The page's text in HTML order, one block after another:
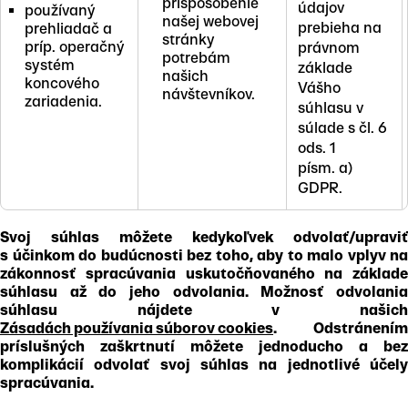
používaný
prehliadač a
príp. operačný
systém
koncového
zariadenia.
našej webovej
stránky
potrebám
našich
návštevníkov.
údajov
prebieha na
právnom
základe
Vášho
súhlasu v
súlade s čl. 6
ods. 1
písm. a)
GDPR.
Svoj súhlas môžete kedykoľvek odvolať/upraviť
s účinkom do budúcnosti bez toho, aby to malo vplyv na
zákonnosť spracúvania uskutočňovaného na základe
súhlasu až do jeho odvolania. Možnosť odvolania
súhlasu nájdete v našich
Zásadách používania súborov cookies. Odstránením
príslušných zaškrtnutí môžete jednoducho a bez
komplikácií odvolať svoj súhlas na jednotlivé účely
spracúvania.